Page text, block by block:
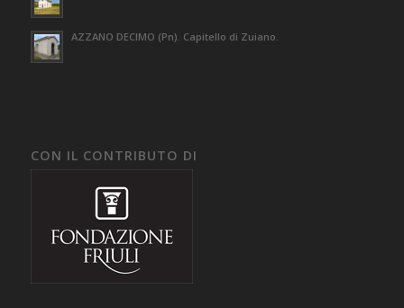
AZZANO DECIMO (Pn). Capitello di Zuiano.
CON IL CONTRIBUTO DI